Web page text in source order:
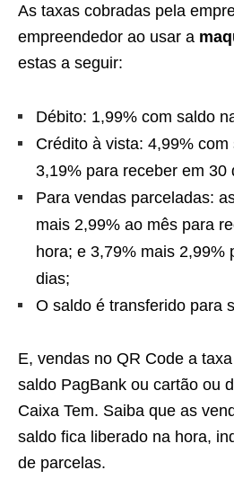
As taxas cobradas pela
empreendedor ao usar a
estas a seguir:
Débito: 1,99% com saldo
Crédito à vista: 4,99%
3,19% para receber em 30
Para vendas parceladas:
mais 2,99% ao mês para
hora; e 3,79% mais 2,99%
dias;
O saldo é transferido para
E, vendas no QR Code a
saldo PagBank ou cartão ou
Caixa Tem. Saiba que as
saldo fica liberado na hora,
de parcelas.